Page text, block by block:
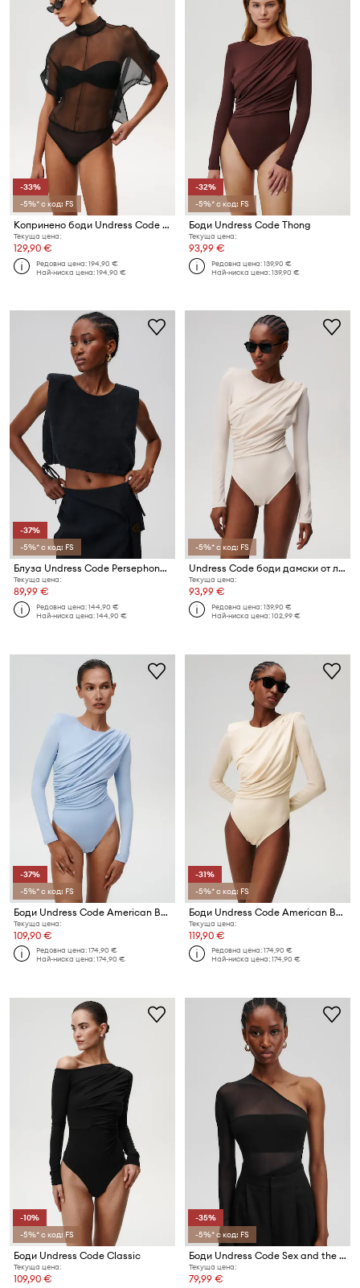
-33%
-5%* с код: FS
Копринено боди Undress Code Pirouette Bodysuit
Текуща цена:
129,90 €
Редовна цена:194,90 €
Най-ниска цена:194,90 €
-32%
-5%* с код: FS
Боди Undress Code Thong
Текуща цена:
93,99 €
Редовна цена:139,90 €
Най-ниска цена:139,90 €
-37%
-5%* с код: FS
Блуза Undress Code Persephone Top
Текуща цена:
89,99 €
Редовна цена:144,90 €
Най-ниска цена:144,90 €
-5%* с код: FS
Undress Code боди дамски от лиосел American Beauty Bodysuit Classic
Текуща цена:
93,99 €
Редовна цена:139,90 €
Най-ниска цена:102,99 €
-37%
-5%* с код: FS
Боди Undress Code American Beauty Bodysuit
Текуща цена:
109,90 €
Редовна цена:174,90 €
Най-ниска цена:174,90 €
-31%
-5%* с код: FS
Боди Undress Code American Beauty Bodysuit
Текуща цена:
119,90 €
Редовна цена:174,90 €
Най-ниска цена:174,90 €
-10%
-5%* с код: FS
Боди Undress Code Classic
Текуща цена:
109,90 €
-35%
-5%* с код: FS
Боди Undress Code Sex and the City Bodysuit Thong
Текуща цена:
79,99 €